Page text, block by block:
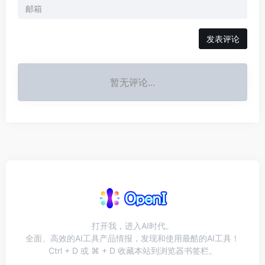
发表评论
暂无评论...
打开我，进入AI时代。
全面、高效的AI工具产品情报，发现和使用最酷的AI工具！
Ctrl + D 或 ⌘ + D 收藏本站到浏览器书签栏。